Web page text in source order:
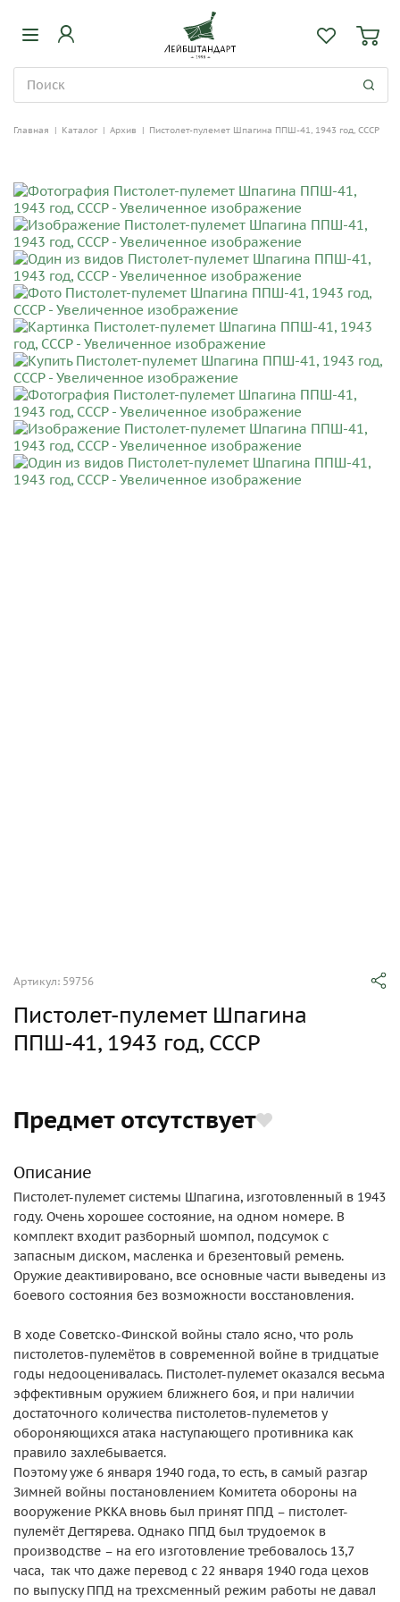
Главная | Каталог | Архив | Пистолет-пулемет Шпагина ППШ-41, 1943 год, СССР
Артикул: 59756
Пистолет-пулемет Шпагина
ППШ-41, 1943 год, СССР
Предмет отсутствует
Описание
Пистолет-пулемет системы Шпагина, изготовленный в 1943
году. Очень хорошее состояние, на одном номере. В
комплект входит разборный шомпол, подсумок с
запасным диском, масленка и брезентовый ремень.
Оружие деактивировано, все основные части выведены из
боевого состояния без возможности восстановления.
В ходе Советско-Финской войны стало ясно, что роль
пистолетов-пулемётов в современной войне в тридцатые
годы недооценивалась. Пистолет-пулемет оказался весьма
эффективным оружием ближнего боя, и при наличии
достаточного количества пистолетов-пулеметов у
обороняющихся атака наступающего противника как
правило захлебывается.
Поэтому уже 6 января 1940 года, то есть, в самый разгар
Зимней войны постановлением Комитета обороны на
вооружение РККА вновь был принят ППД – пистолет-
пулемёт Дегтярева. Однако ППД был трудоемок в
производстве – на его изготовление требовалось 13,7
часа, так что даже перевод с 22 января 1940 года цехов
по выпуску ППД на трехсменный режим работы не давал